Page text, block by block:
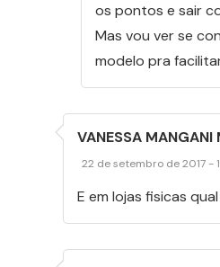
os pontos e sair
Mas vou ver se
modelo pra
VANESSA MANGANI
22 de setembro de 2017 -
E em lojas fisicas